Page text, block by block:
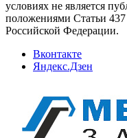
условиях не является
положениями Статьи 437
Российской Федерации.
Вконтакте
Яндекс.Дзен